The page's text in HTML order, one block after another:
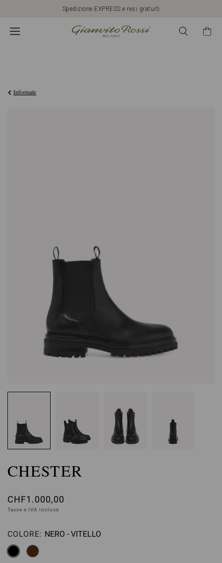
Spedizione EXPRESS e resi gratuiti
Informale
CHESTER
CHF1.000,00
Tasse e IVA incluse
COLORE: Seleziona
NERO - VITELLO